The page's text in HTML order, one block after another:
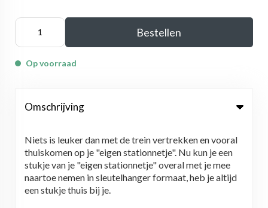
Bestellen
Op voorraad
Omschrijving
Niets is leuker dan met de trein vertrekken en vooral
thuiskomen op je "eigen stationnetje". Nu kun je een
stukje van je "eigen stationnetje" overal met je mee
naartoe nemen in sleutelhanger formaat, heb je altijd
een stukje thuis bij je.